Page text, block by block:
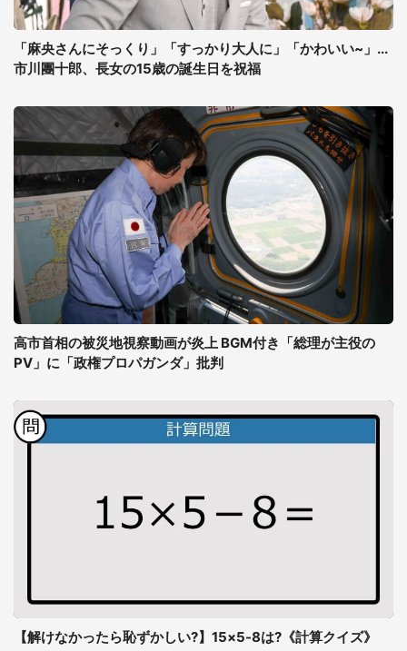
「麻央さんにそっくり」「すっかり大人に」「かわいい~」...
市川團十郎、長女の15歳の誕生日を祝福
高市首相の被災地視察動画が炎上 BGM付き「総理が主役の
PV」に「政権プロパガンダ」批判
【解けなかったら恥ずかしい?】15×5-8は?《計算クイズ》